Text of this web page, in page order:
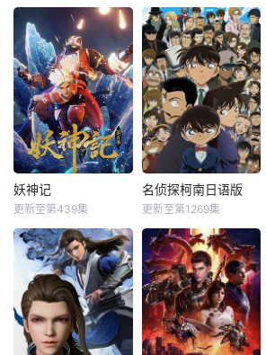
妖神记
更新至第439集
名侦探柯南日语版
更新至第1269集